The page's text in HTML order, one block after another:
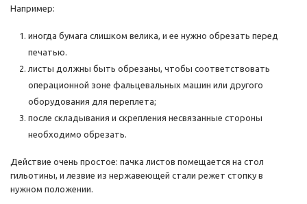
Например:
иногда бумага слишком велика, и ее нужно обрезать перед
печатью.
листы должны быть обрезаны, чтобы соответствовать
операционной зоне фальцевальных машин или другого
оборудования для переплета;
после складывания и скрепления несвязанные стороны
необходимо обрезать.
Действие очень простое: пачка листов помещается на стол
гильотины, и лезвие из нержавеющей стали режет стопку в
нужном положении.